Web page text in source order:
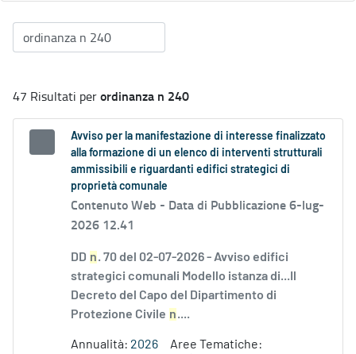
47 Risultati perordinanza n 240
Avviso per la manifestazione di interesse finalizzato
alla formazione di un elenco di interventi strutturali
ammissibili e riguardanti edifici strategici di
proprietà comunale
Contenuto Web - Data di Pubblicazione 6-lug-
2026 12.41
DD n. 70 del 02-07-2026 - Avviso edifici
strategici comunali Modello istanza di...Il
Decreto del Capo del Dipartimento di
Protezione Civile n....
Annualità: 2026
Aree Tematiche: